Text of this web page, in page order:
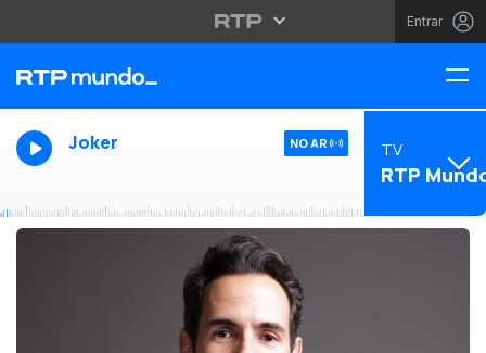
Entrar
Joker NO AR TV
RTP